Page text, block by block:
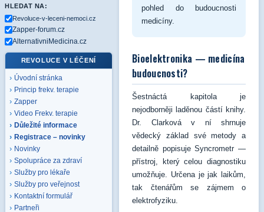
HLEDAT NA:
Revoluce-v-leceni-nemoci.cz
Zapper-forum.cz
AlternativniMedicina.cz
REVOLUCE V LÉČENÍ
Úvodní stránka
Princip frekv. terapie
Zapper
Video Frekv. terapie
Důležité informace
Registrace – novinky
Novinky
Spolupráce za zdraví
Služby pro lékaře
Služby pro veřejnost
Kontaktní formulář
Partneři
pohled do budoucnosti
medicíny.
Bioelektronika — medicína
budoucnosti?
Šestnáctá kapitola je
nejodborněji laděnou částí knihy.
Dr. Clarková v ní shrnuje
vědecký základ své metody a
detailně popisuje Syncrometr —
přístroj, který celou diagnostiku
umožňuje. Určena je jak laikům,
tak čtenářům se zájmem o
elektrofyziku.